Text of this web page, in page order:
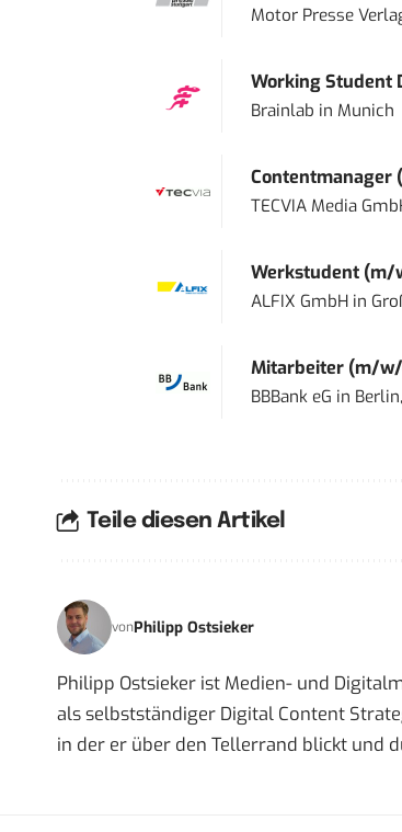
Motor Presse
Working Student
Brainlab in Munich
Contentmanager
TECVIA Media
Werkstudent (m/
ALFIX GmbHin
Mitarbeiter (m/w/
BBBank eG in
Teile diesen Artikel
vonPhilipp Ostsieker
Philipp Ostsieker ist Medien- und
als selbstständiger Digital Content
in der er über den Tellerrand blickt und